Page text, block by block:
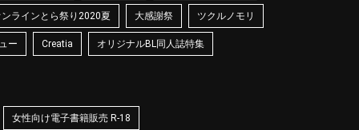
ラインとら祭り2020夏 大感謝祭 ツクルノモリ
ー Creatia オリジナルBL同人誌特集
女性向け電子書籍販売 R-18